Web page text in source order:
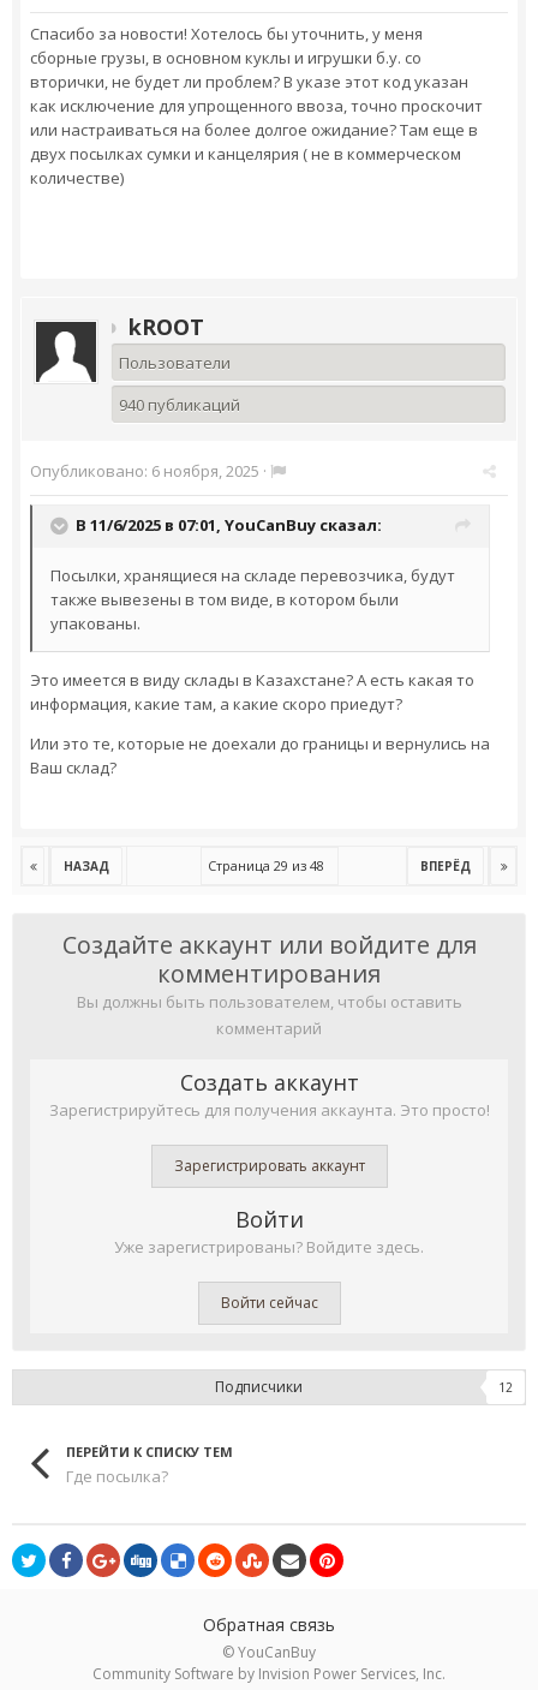
Спасибо за новости! Хотелось бы уточнить, у меня
сборные грузы, в основном куклы и игрушки б.у. со
вторички, не будет ли проблем? В указе этот код указан
как исключение для упрощенного ввоза, точно проскочит
или настраиваться на более долгое ожидание? Там еще в
двух посылках сумки и канцелярия ( не в коммерческом
количестве)
kROOT
Пользователи
940 публикаций
Опубликовано: 6 ноября, 2025 ·
В 11/6/2025 в 07:01, YouCanBuy сказал:
Посылки, хранящиеся на складе перевозчика, будут
также вывезены в том виде, в котором были
упакованы.
Это имеется в виду склады в Казахстане? А есть какая то
информация, какие там, а какие скоро приедут?
Или это те, которые не доехали до границы и вернулись на
Ваш склад?
НАЗАД ВПЕРЁД
Страница 29 из 48
Создайте аккаунт или войдите для
комментирования
Вы должны быть пользователем, чтобы оставить
комментарий
Создать аккаунт
Зарегистрируйтесь для получения аккаунта. Это просто!
Зарегистрировать аккаунт
Войти
Уже зарегистрированы? Войдите здесь.
Войти сейчас
Подписчики 12
ПЕРЕЙТИ К СПИСКУ ТЕМ
Где посылка?
Обратная связь
© YouCanBuy
Community Software by Invision Power Services, Inc.